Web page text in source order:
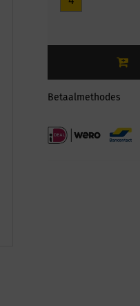
Betaalmethodes